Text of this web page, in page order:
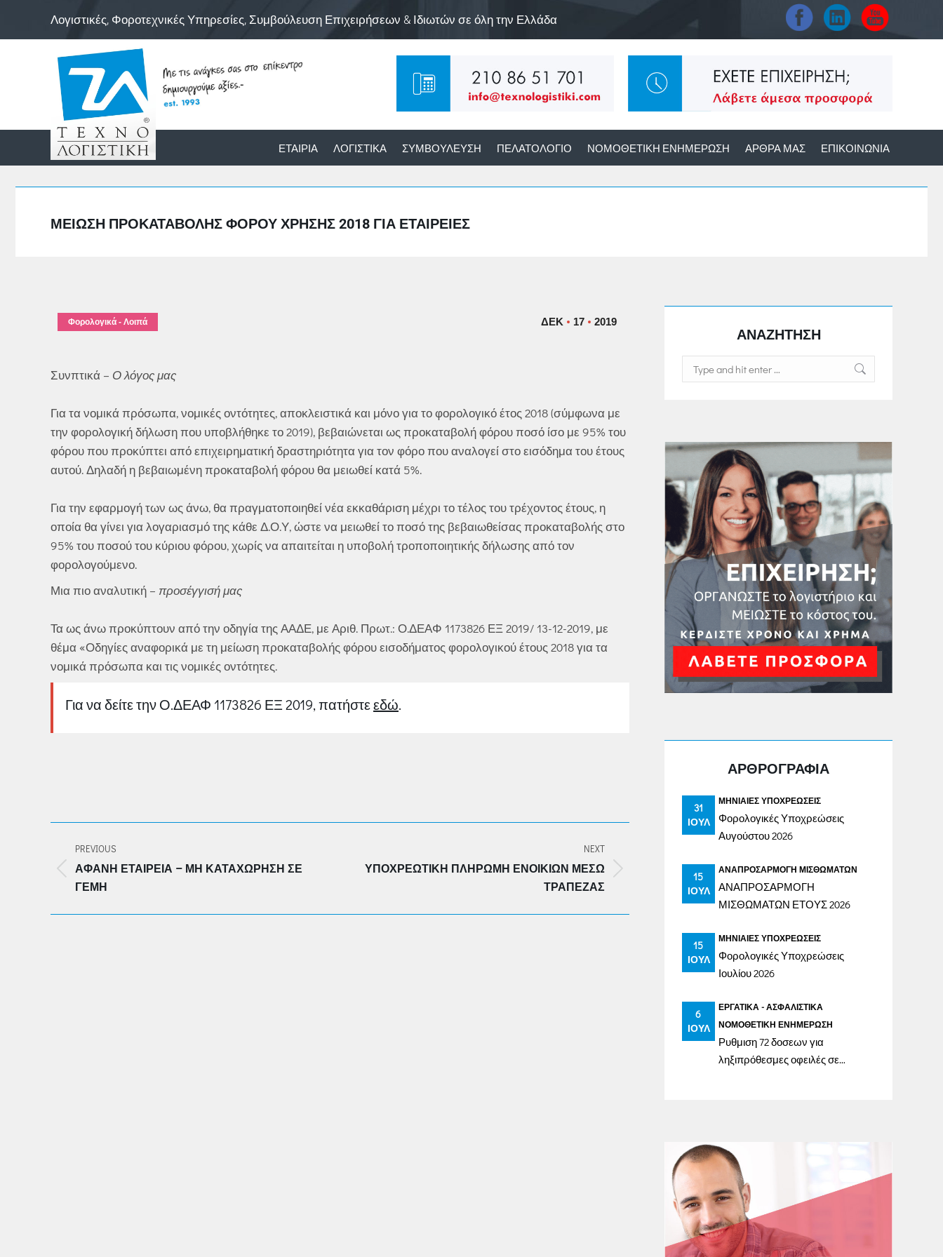
Λογιστικές, Φοροτεχνικές Υπηρεσίες, Συμβούλευση Επιχειρήσεων & Ιδιωτών σε όλη την Ελλάδα
ΕΤΑΙΡΊΑ ΛΟΓΙΣΤΙΚΆ ΣΥΜΒΟΎΛΕΥΣΗ ΠΕΛΑΤΟΛΌΓΙΟ ΝΟΜΟΘΕΤΙΚΉ ΕΝΗΜΈΡΩΣΗ ΆΡΘΡΑ ΜΑΣ ΕΠΙΚΟΙΝΩΝΊΑ
ΜΕΊΩΣΗ ΠΡΟΚΑΤΑΒΟΛΉΣ ΦΌΡΟΥ ΧΡΉΣΗΣ 2018 ΓΙΑ ΕΤΑΙΡΕΊΕΣ
ΔΕΚ 17 2019
Φορολογικά - Λοιπά
Συνπτικά – Ο λόγος μας
Για τα νομικά πρόσωπα, νομικές οντότητες, αποκλειστικά και μόνο για το φορολογικό έτος 2018 (σύμφωνα με
την φορολογική δήλωση που υποβλήθηκε το 2019), βεβαιώνεται ως προκαταβολή φόρου ποσό ίσο με 95% του
φόρου που προκύπτει από επιχειρηματική δραστηριότητα για τον φόρο που αναλογεί στο εισόδημα του έτους
αυτού. Δηλαδή η βεβαιωμένη προκαταβολή φόρου θα μειωθεί κατά 5%.
Για την εφαρμογή των ως άνω, θα πραγματοποιηθεί νέα εκκαθάριση μέχρι το τέλος του τρέχοντος έτους, η
οποία θα γίνει για λογαριασμό της κάθε Δ.Ο.Υ, ώστε να μειωθεί το ποσό της βεβαιωθείσας προκαταβολής στο
95% του ποσού του κύριου φόρου, χωρίς να απαιτείται η υποβολή τροποποιητικής δήλωσης από τον
φορολογούμενο.
Μια πιο αναλυτική – προσέγγισή μας
Τα ως άνω προκύπτουν από την οδηγία της ΑΑΔΕ, με Αριθ. Πρωτ.: Ο.ΔΕΑΦ 1173826 ΕΞ 2019/ 13-12-2019, με
θέμα «Οδηγίες αναφορικά με τη μείωση προκαταβολής φόρου εισοδήματος φορολογικού έτους 2018 για τα
νομικά πρόσωπα και τις νομικές οντότητες.
Για να δείτε την Ο.ΔΕΑΦ 1173826 ΕΞ 2019, πατήστεεδώ.
NAVIGATION
PREVIOUS
Previous
post:
ΑΦΑΝΉ ΕΤΑΙΡΕΊΑ – ΜΗ ΚΑΤΑΧΏΡΗΣΗ ΣΕ
ΓΕΜΗ
NEXT
Next
ΥΠΟΧΡΕΩΤΙΚΉ ΠΛΗΡΩΜΉ ΕΝΟΙΚΊΩΝ ΜΈΣΩ
ΤΡΆΠΕΖΑΣ
ΑΝΑΖΗΤΗΣΗ
Search:
ΑΡΘΡΟΓΡΑΦΙΑ
31
ΙΟΎΛ
ΜΗΝΙΑΊΕΣ ΥΠΟΧΡΕΏΣΕΙΣ
Φορολογικές Υποχρεώσεις
Αυγούστου 2026
15
ΙΟΎΛ
ΑΝΑΠΡΟΣΑΡΜΟΓΉ ΜΙΣΘΩΜΆΤΩΝ
ΑΝΑΠΡΟΣΑΡΜΟΓΗ
ΜΙΣΘΩΜΑΤΩΝ ΕΤΟΥΣ 2026
15
ΙΟΎΛ
ΜΗΝΙΑΊΕΣ ΥΠΟΧΡΕΏΣΕΙΣ
Φορολογικές Υποχρεώσεις
Ιουλίου 2026
6
ΙΟΎΛ
ΕΡΓΑΤΙΚΆ - ΑΣΦΑΛΙΣΤΙΚΆ
ΝΟΜΟΘΕΤΙΚΉ ΕΝΗΜΈΡΩΣΗ
Ρυθμιση 72 δοσεων για
ληξιπρόθεσμες οφειλές σε